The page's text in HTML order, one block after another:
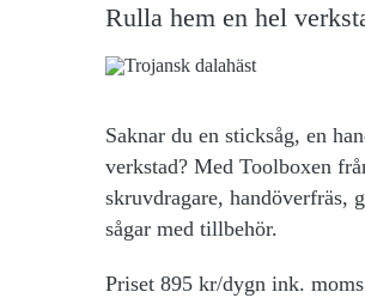
Rulla hem en hel
Saknar du en sticksåg, en
verkstad? Med Toolboxen
skruvdragare, handöverfräs,
sågar med tillbehör.
Priset 895 kr/dygn ink.